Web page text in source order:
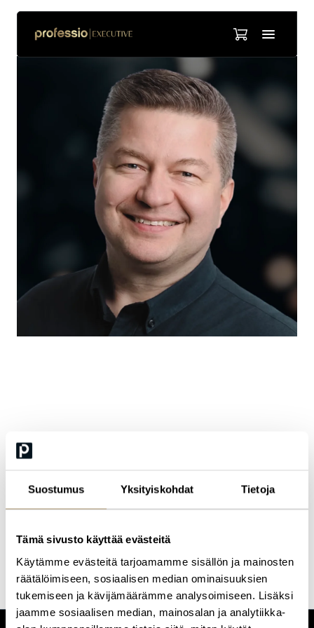
Suostumus Yksityiskohdat Tietoja
Tämä sivusto käyttää evästeitä
Käytämme evästeitä tarjoamamme sisällön ja mainosten
räätälöimiseen, sosiaalisen median ominaisuuksien
tukemiseen ja kävijämäärämme analysoimiseen. Lisäksi
jaamme sosiaalisen median, mainosalan ja analytiikka-
CEO & CO-FOUNDER | CYBERDAY (FI)
nearly three decades of experience building SaaS solutions.
Passionate about agile information security management and
teamwork in complex domains, Ismo is now advancing research
compliance together with Cyberday’s AI Research Lab to shape
the next generation of compliance and security practices.